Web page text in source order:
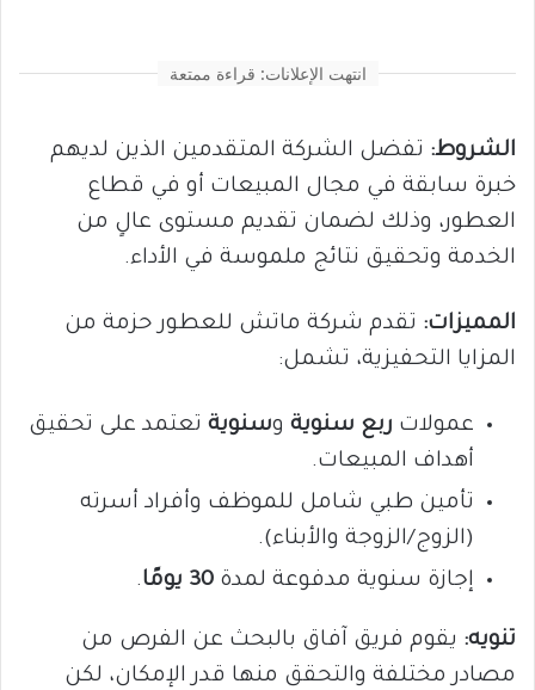
انتهت الإعلانات: قراءة ممتعة
الشروط: تفضل الشركة المتقدمين الذين لديهم
خبرة سابقة في مجال المبيعات أو في قطاع
العطور، وذلك لضمان تقديم مستوى عالٍ من
الخدمة وتحقيق نتائج ملموسة في الأداء.
المميزات: تقدم شركة ماتش للعطور حزمة من
المزايا التحفيزية، تشمل:
عمولات ربع سنوية وسنوية تعتمد على تحقيق
أهداف المبيعات.
تأمين طبي شامل للموظف وأفراد أسرته
(الزوج/الزوجة والأبناء).
إجازة سنوية مدفوعة لمدة 30 يومًا .
تنويه: يقوم فريق آفاق بالبحث عن الفرص من
مصادر مختلفة والتحقق منها قدر الإمكان، لكن